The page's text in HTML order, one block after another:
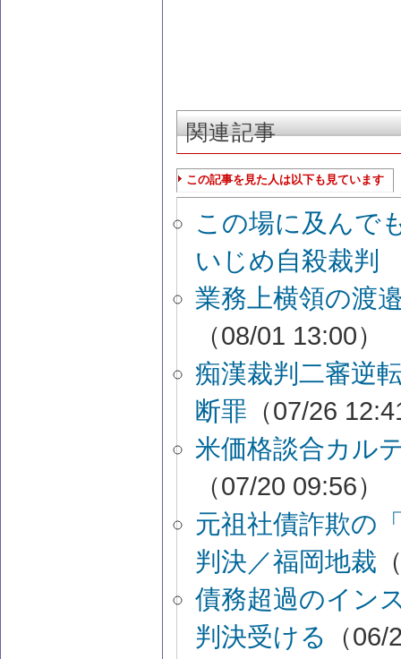
関連記事
この記事を見た人は以下も見ています
この場に及んで
いじめ自殺裁
業務上横領の渡
（08/01 13:00）
痴漢裁判二審逆
断罪 （07/26
米価格談合カル
（07/20 09:56）
元祖社債詐欺の
判決／福岡地裁
債務超過のイン
判決受ける
（